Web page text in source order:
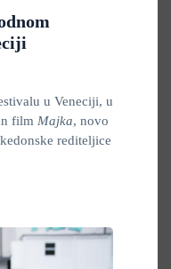
u Veneciji, u
film Majka, novo
rediteljice